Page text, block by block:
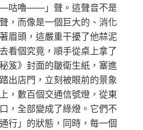
咕嚕——」聲。這聲音不是
，而像是一個巨大的、消化
眉頭，這嚴重干擾了他蒜泥
看個究竟，順手從桌上拿了
笈》封面的皺衛生紙，塞進
出店門，立刻被眼前的景象
，數百個交通信號燈，從東
，全部變成了綠燈。它們不
行」的狀態，同時，每一個